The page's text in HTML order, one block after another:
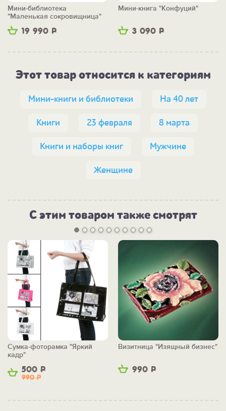
19 990 Р
Мини-библиотека
"Маленькая сокровищница"
3 090 Р
Мини-книга "Конфуций"
Этот товар относится к категориям
Мини-книги и библиотеки На 40 лет
Книги 23 февраля 8 марта
Книги и наборы книг Мужчине
Женщине
С этим товаром также смотрят
500 Р
990Р
Сумка-фоторамка "Яркий
кадр"
990 Р
Визитница "Изящный бизнес"